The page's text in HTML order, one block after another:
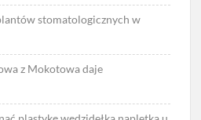
stomatologicznych w
z Mokotowa daje